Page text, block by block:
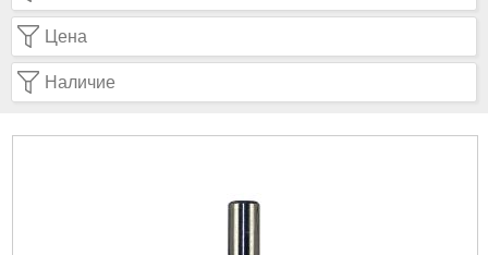
Цена
Наличие